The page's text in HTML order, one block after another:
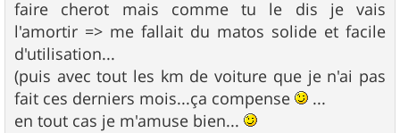
faire cherot mais comme tu le dis je vais
l'amortir => me fallait du matos solide et facile
d'utilisation...
(puis avec tout les km de voiture que je n'ai pas
fait ces derniers mois...ça compense
...
en tout cas je m'amuse bien...